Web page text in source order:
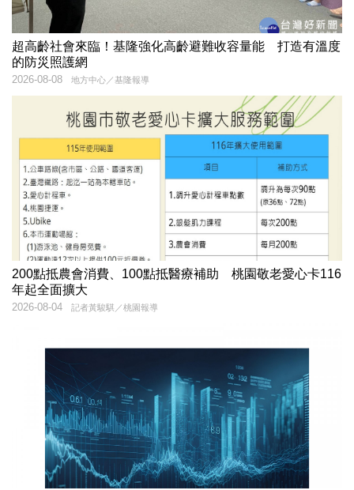
超高齡社會來臨！基隆強化高齡避難收容量能 打造有溫度
的防災照護網
地方中心／基隆報導
2026-08-08
200點抵農會消費、100點抵醫療補助 桃園敬老愛心卡116
年起全面擴大
記者黃駿騏／桃園報導
2026-08-04